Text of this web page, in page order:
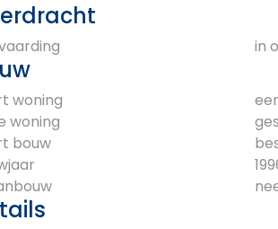
in
woning
woning
bouw